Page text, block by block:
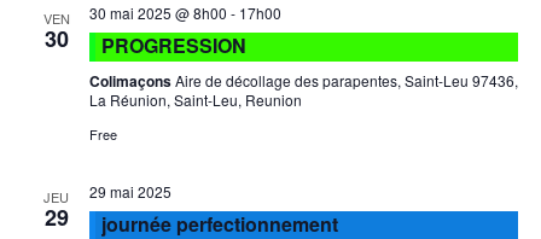
VEN
30
30 mai 2025 @ 8h00 - 17h00
PROGRESSION
ColimaçonsAire de décollage des parapentes, Saint-Leu 97436,
La Réunion, Saint-Leu, Reunion
Free
JEU
29
29 mai 2025
journée perfectionnement